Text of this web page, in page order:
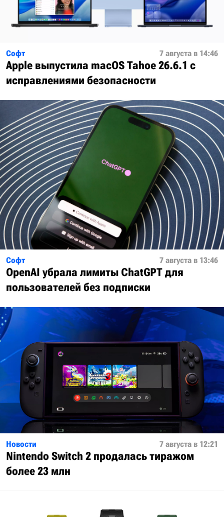
Софт 7 августа в 14:46
Apple выпустила macOS Tahoe 26.6.1 с
исправлениями безопасности
Софт 7 августа в 13:46
OpenAI убрала лимиты ChatGPT для
пользователей без подписки
Новости 7 августа в 12:21
Nintendo Switch 2 продалась тиражом
более 23 млн